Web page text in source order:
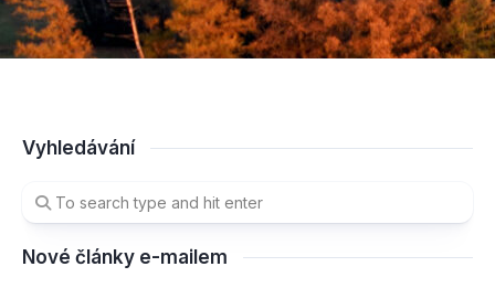
Vyhledávání
Nové články e-mailem